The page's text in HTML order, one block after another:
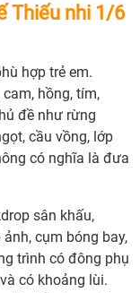
Thiếu nhi 1/6
hợp trẻ em.
hồng, tím,
đề như rừng
cầu vồng, lớp
có nghĩa là đưa
sân khấu,
cụm bóng bay,
trình có đông phụ
có khoảng lùi.